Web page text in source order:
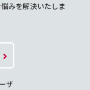
みを解決いたしま
ザ